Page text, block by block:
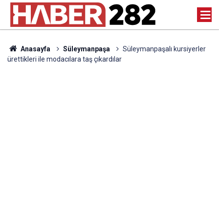
Anasayfa Süleymanpaşa
Süleymanpaşalı kursiyerler
ürettikleri ile modacılara taş çıkardılar